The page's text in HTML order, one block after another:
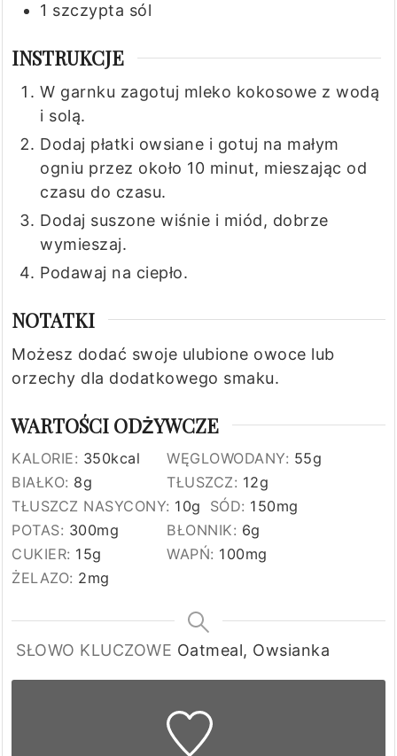
1 szczypta sól
INSTRUKCJE
W garnku zagotuj mleko kokosowe z wodą
i solą.
Dodaj płatki owsiane i gotuj na małym
ogniu przez około 10 minut, mieszając od
czasu do czasu.
Dodaj suszone wiśnie i miód, dobrze
wymieszaj.
Podawaj na ciepło.
NOTATKI
Możesz dodać swoje ulubione owoce lub
orzechy dla dodatkowego smaku.
WARTOŚCI ODŻYWCZE
KALORIE: 350kcal WĘGLOWODANY: 55g
BIAŁKO: 8g TŁUSZCZ: 12g
TŁUSZCZ NASYCONY: 10g SÓD: 150mg
POTAS: 300mg BŁONNIK: 6g
CUKIER: 15g WAPŃ: 100mg
ŻELAZO: 2mg
SŁOWO KLUCZOWE Oatmeal, Owsianka